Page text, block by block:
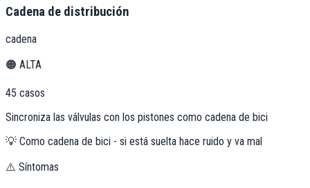
Cadena de distribución
cadena
🟠 ALTA
45 casos
Sincroniza las válvulas con los pistones como cadena de bici
💡 Como cadena de bici - si está suelta hace ruido y va mal
⚠️ Síntomas